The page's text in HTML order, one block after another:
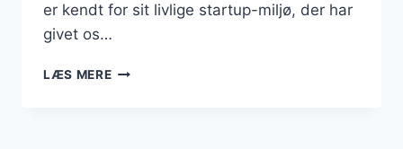
er kendt for sit livlige startup-miljø, der har
givet os…
LÆS MEREBUSINESS